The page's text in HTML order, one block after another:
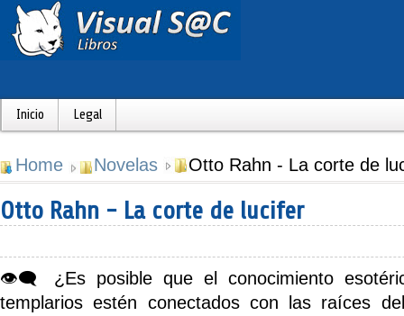
Inicio Legal
Home Novelas Otto Rahn - La corte de
Otto Rahn - La corte de lucifer
👁️‍🗨️ ¿Es posible que el conocimiento
templarios estén conectados con las raíces